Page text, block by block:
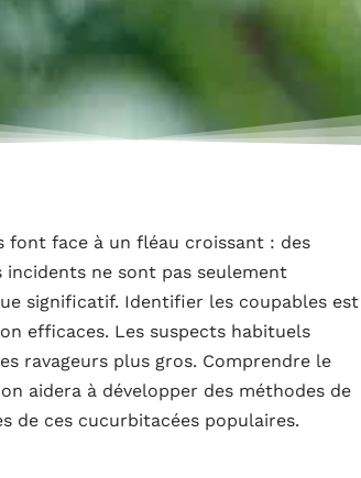
font face à un fléau croissant : des
ne sont pas seulement
significatif. Identifier les coupables est
efficaces. Les suspects habituels
ravageurs plus gros. Comprendre le
aidera à développer des méthodes de
de ces cucurbitacées populaires.